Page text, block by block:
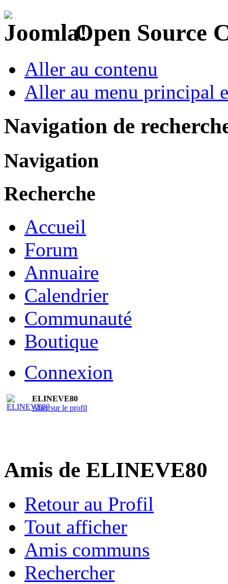
Open Source
Aller au contenu
Aller au menu principal
Navigation de
Navigation
Recherche
Accueil
Forum
Annuaire
Calendrier
Communauté
Boutique
Connexion
ELINEVE80
Aller sur le profil
Amis de ELINEVE80
Retour au Profil
Tout afficher
Amis communs
Rechercher